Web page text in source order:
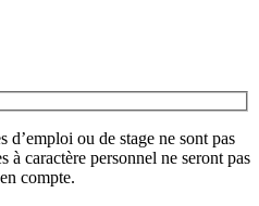
d’emploi ou de stage ne sont pas
à caractère personnel ne seront pas
compte.